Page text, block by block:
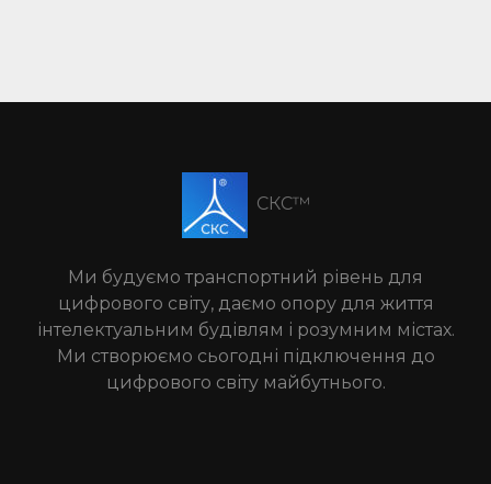
СКС™
Ми будуємо транспортний рівень для
цифрового світу, даємо опору для життя
інтелектуальним будівлям і розумним містах.
Ми створюємо сьогодні підключення до
цифрового світу майбутнього.